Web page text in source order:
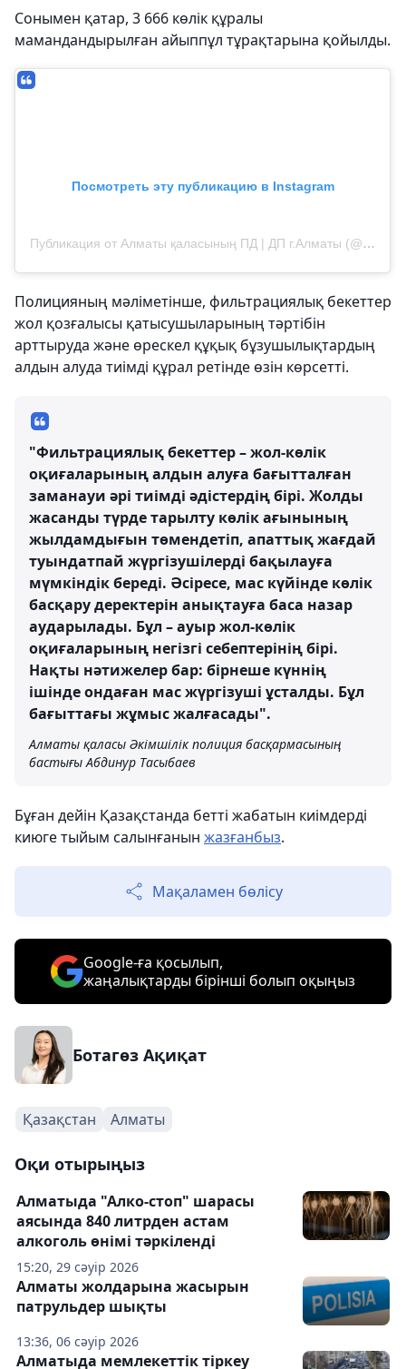
Сонымен қатар, 3 666 көлік құралы
мамандандырылған айыппұл тұрақтарына қойылды.
Посмотреть эту публикацию в Instagram
Публикация от Алматы қаласының ПД | ДП г.Алматы (@almaty_police_department)
Полицияның мәліметінше, фильтрациялық бекеттер
жол қозғалысы қатысушыларының тәртібін
арттыруда және өрескел құқық бұзушылықтардың
алдын алуда тиімді құрал ретінде өзін көрсетті.
"Фильтрациялық бекеттер – жол-көлік
оқиғаларының алдын алуға бағытталған
заманауи әрі тиімді әдістердің бірі. Жолды
жасанды түрде тарылту көлік ағынының
жылдамдығын төмендетіп, апаттық жағдай
туындатпай жүргізушілерді бақылауға
мүмкіндік береді. Әсіресе, мас күйінде көлік
басқару деректерін анықтауға баса назар
аударылады. Бұл – ауыр жол-көлік
оқиғаларының негізгі себептерінің бірі.
Нақты нәтижелер бар: бірнеше күннің
ішінде ондаған мас жүргізуші ұсталды. Бұл
бағыттағы жұмыс жалғасады".
Алматы қаласы Әкімшілік полиция басқармасының
бастығы Абдинур Тасыбаев
Бұған дейін Қазақстанда бетті жабатын киімдерді
киюге тыйым салынғанын жазғанбыз.
Мақаламен бөлісу
Google-ға қосылып,
жаңалықтарды бірінші болып оқыңыз
Ботагөз Ақиқат
Қазақстан Алматы
Оқи отырыңыз
15:20, 29 сәуір 2026
Алматыда "Алко-стоп" шарасы
аясында 840 литрден астам
алкоголь өнімі тәркіленді
13:36, 06 сәуір 2026
Алматы жолдарына жасырын
патрульдер шықты
Алматыда мемлекеттік тіркеу